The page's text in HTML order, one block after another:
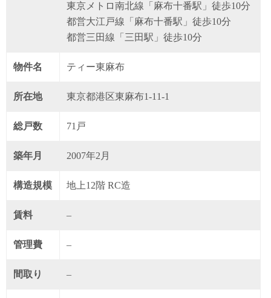
東京メトロ南北線「麻布十番駅」徒歩10分
都営大江戸線「麻布十番駅」徒歩10分
都営三田線「三田駅」徒歩10分
物件名 ティー東麻布
所在地 東京都港区東麻布1-11-1
総戸数 71戸
築年月 2007年2月
構造規模 地上12階 RC造
賃料 –
管理費 –
間取り –